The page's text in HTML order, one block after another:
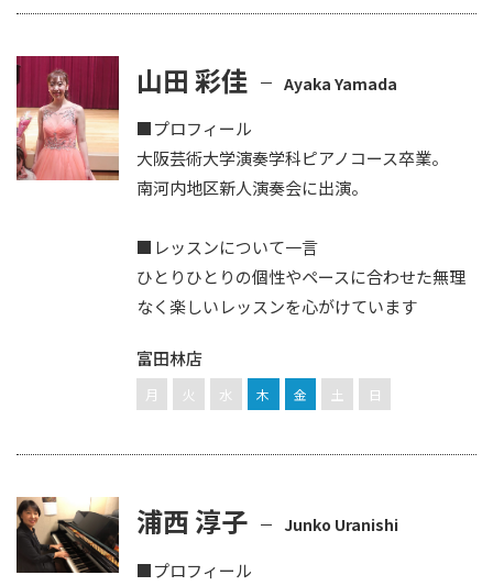
山田 彩佳 Ayaka Yamada
■プロフィール
大阪芸術大学演奏学科ピアノコース卒業。
南河内地区新人演奏会に出演。
■レッスンについて一言
ひとりひとりの個性やペースに合わせた無理
なく楽しいレッスンを心がけています
富田林店
月 火 水 木 金 土 日
浦西 淳子 Junko Uranishi
■プロフィール